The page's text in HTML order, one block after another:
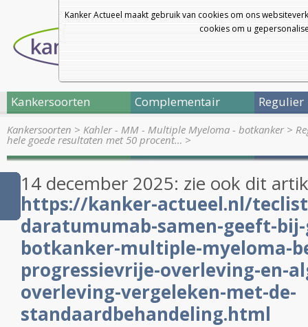
Kanker Actueel maakt gebruik van cookies om ons
cookies om u
Kankersoorten Complementair Regulier
Kankersoorten > Kahler - MM - Multiple Myeloma - botkanker>
hele goede resultaten met 50 procent… >
14 december 2025: zie ook dit
https://kanker-actueel.nl/
daratumumab-samen-geeft-
botkanker-multiple-myeloma-
progressievrije-overleving-en-
overleving-vergeleken-met-de-
standaardbehandeling.html